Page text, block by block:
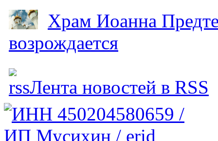
Храм Иоанна
возрождается
Лента новостей в RSS